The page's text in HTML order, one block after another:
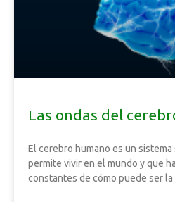
Las ondas del
El cerebro humano es un
permite vivir en el mundo y que
constantes de cómo puede ser la